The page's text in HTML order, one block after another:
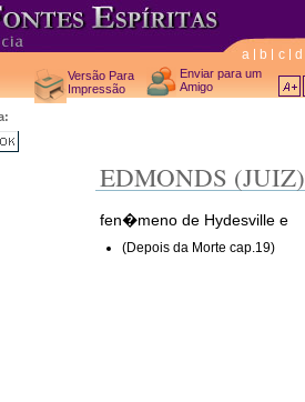
a b c d
Versão Para
Impressão
Enviar para um
Amigo
EDMONDS (JUIZ)
fen�meno de Hydesville e
(Depois da Morte cap.19)